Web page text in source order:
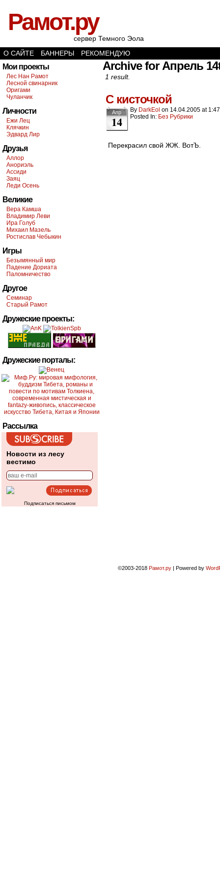
Рамот.ру
сервер Темного Эола
О САЙТЕ
БАННЕРЫ РЕКОМЕНДУЮ
Мои проекты
Лес Нан Рамот
Лесной свинарник
Оригами
Чуланчик
Личности
Ежи Лец
Клячкин
Эдвард Лир
Друзья
Аллор
Анориэль
Ассиди
Заяц
Леди Осень
Великие
Вера Камша
Владимир Леви
Ира Голуб
Михаил Мазель
Ростислав Чебыкин
Игры
Безымянный мир
Падение Дориата
Паломничество
Другое
Семинар
Старый Рамот
Дружеские проекты:
Дружеские порталы:
Рассылка
Новости из лесу
вестимо
Подписаться письмом
Archive for Апрель
1 result.
С кисточкой
Апр
14
By DarkEol on 14.04.2005 at
Posted In: Без Рубрики
Перекрасил свой ЖЖ. ВотЪ.
©2003-2018 Рамот.ру | Powered by